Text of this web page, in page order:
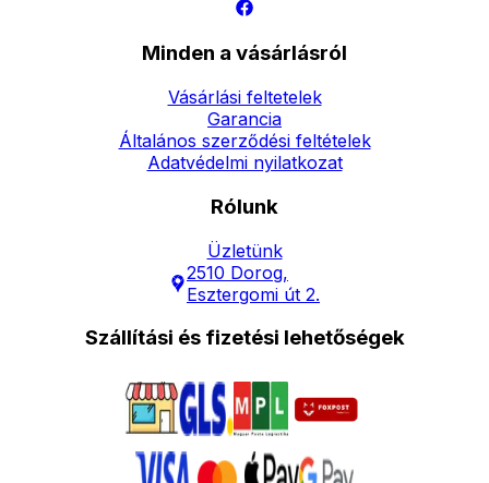
Minden a vásárlásról
Vásárlási feltetelek
Garancia
Általános szerződési feltételek
Adatvédelmi nyilatkozat
Rólunk
Üzletünk
2510 Dorog,
Esztergomi út 2.
Szállítási és fizetési lehetőségek